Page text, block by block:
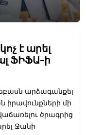
է արել
ՖԻՖԱ-ի
արձագանքել
իրավունքների մի
ծրագրից
Ջանի